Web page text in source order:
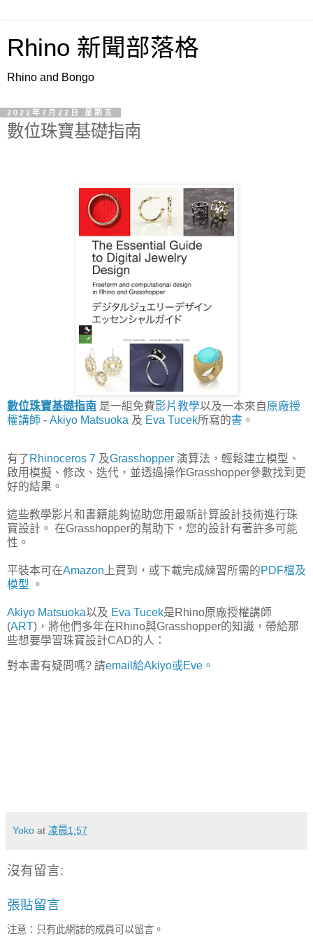
Rhino 新聞部落格
Rhino and Bongo
2022年7月22日 星期五
數位珠寶基礎指南
數位珠寶基礎指南 是一組免費影片教學以及一本來自原廠授
權講師 - Akiyo Matsuoka 及 Eva Tucek所寫的書 。
有了 Rhinoceros 7 及Grasshopper 演算法，輕鬆建立模型、
啟用模擬、修改、迭代，並透過操作Grasshopper參數找到更
好的結果。
這些教學影片和書籍能夠協助您用最新計算設計技術進行珠
寶設計。 在Grasshopper的幫助下，您的設計有著許多可能
性。
平裝本可在Amazon上買到，或下載完成練習所需的PDF檔及
模型 。
Akiyo Matsuoka以及 Eva Tucek是Rhino原廠授權講師
(ART)，將他們多年在Rhino與Grasshopper的知識，帶給那
些想要學習珠寶設計CAD的人：
對本書有疑問嗎? 請email給Akiyo或Eve。
Yoko at 凌晨1:57
沒有留言:
張貼留言
注意：只有此網誌的成員可以留言。